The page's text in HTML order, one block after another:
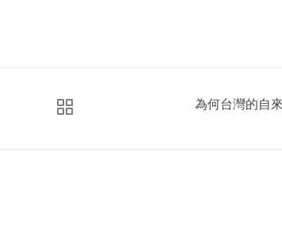
為何台灣的自